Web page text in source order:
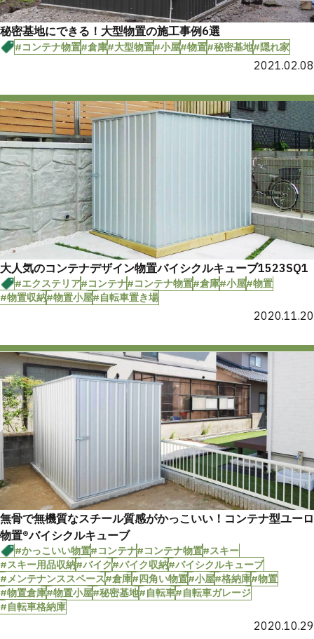
秘密基地にできる！大型物置の施工事例6選
#コンテナ物置#倉庫#大型物置#小屋#物置#秘密基地#隠れ家
2021.02.08
大人気のコンテナデザイン物置バイシクルキューブ1523SQ1
#エクステリア#コンテナ#コンテナ物置#倉庫#小屋#物置
#物置収納#物置小屋#自転車置き場
2020.11.20
無骨で無機質なスチール質感がかっこいい！コンテナ型ユーロ
物置®︎バイシクルキューブ
#かっこいい物置#コンテナ#コンテナ物置#スキー
#スキー用品収納#バイク#バイク収納#バイシクルキューブ
#メンテナンススペース#倉庫#四角い物置#小屋#格納庫#物置
#物置倉庫#物置小屋#秘密基地#自転車#自転車ガレージ
#自転車格納庫
2020.10.29